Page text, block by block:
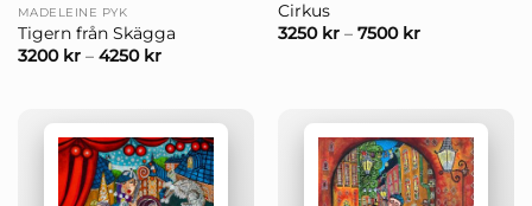
MADELEINE PYK
Tigern från Skägga
3200 kr– 4250 kr
Cirkus
3250 kr– 7500 kr